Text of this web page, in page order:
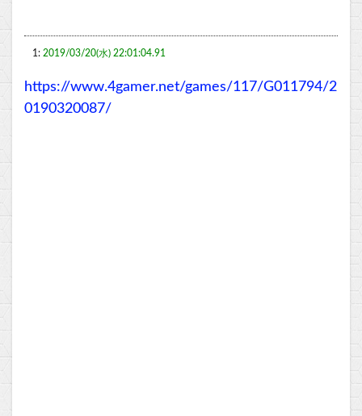
1: 2019/03/20(水) 22:01:04.91
https://www.4gamer.net/games/117/G011794/2
0190320087/